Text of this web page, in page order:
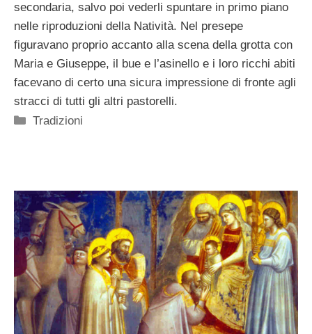
secondaria, salvo poi vederli spuntare in primo piano
nelle riproduzioni della Natività. Nel presepe
figuravano proprio accanto alla scena della grotta con
Maria e Giuseppe, il bue e l’asinello e i loro ricchi abiti
facevano di certo una sicura impressione di fronte agli
stracci di tutti gli altri pastorelli.
Categorie
Tradizioni